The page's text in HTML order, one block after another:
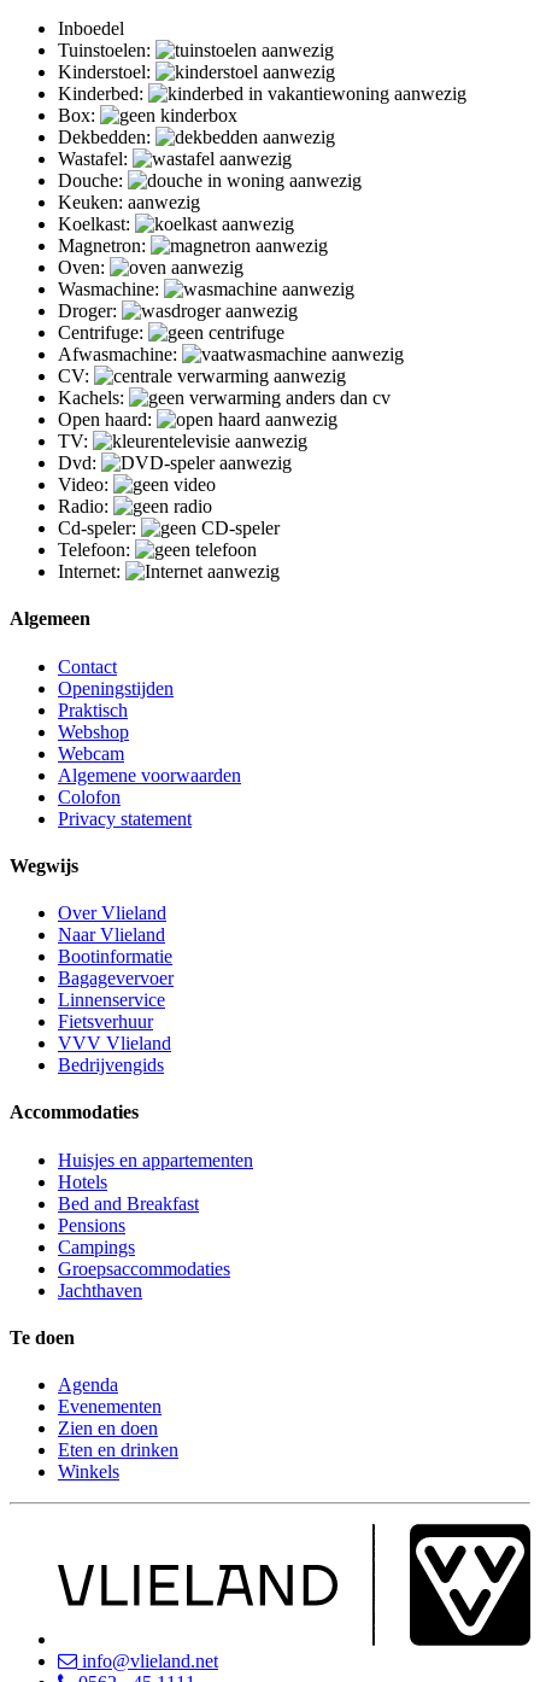
Inboedel
Tuinstoelen:
Kinderstoel:
Kinderbed:
Box:
Dekbedden:
Wastafel:
Douche:
Keuken: aanwezig
Koelkast:
Magnetron:
Oven:
Wasmachine:
Droger:
Centrifuge:
Afwasmachine:
CV:
Kachels:
Open haard:
TV:
Dvd:
Video:
Radio:
Cd-speler:
Telefoon:
Internet:
Algemeen
Contact
Openingstijden
Praktisch
Webshop
Webcam
Algemene voorwaarden
Colofon
Privacy statement
Wegwijs
Over Vlieland
Naar Vlieland
Bootinformatie
Bagagevervoer
Linnenservice
Fietsverhuur
VVV Vlieland
Bedrijvengids
Accommodaties
Huisjes en appartementen
Hotels
Bed and Breakfast
Pensions
Campings
Groepsaccommodaties
Jachthaven
Te doen
Agenda
Evenementen
Zien en doen
Eten en drinken
Winkels
info@vlieland.net